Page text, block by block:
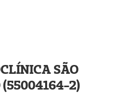
SÃO
(55004164-2)